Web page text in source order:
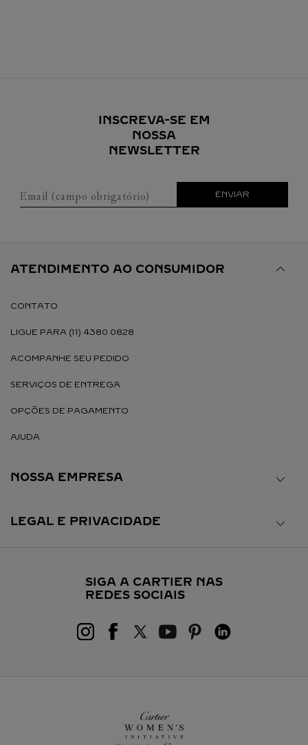
INSCREVA-SE EM
NOSSA
NEWSLETTER
Email (campo obrigatório) ENVIAR
ATENDIMENTO AO CONSUMIDOR
CONTATO
LIGUE PARA (11) 4380 0828
ACOMPANHE SEU PEDIDO
SERVIÇOS DE ENTREGA
OPÇÕES DE PAGAMENTO
AJUDA
NOSSA EMPRESA
LEGAL E PRIVACIDADE
SIGA A CARTIER NAS
REDES SOCIAIS